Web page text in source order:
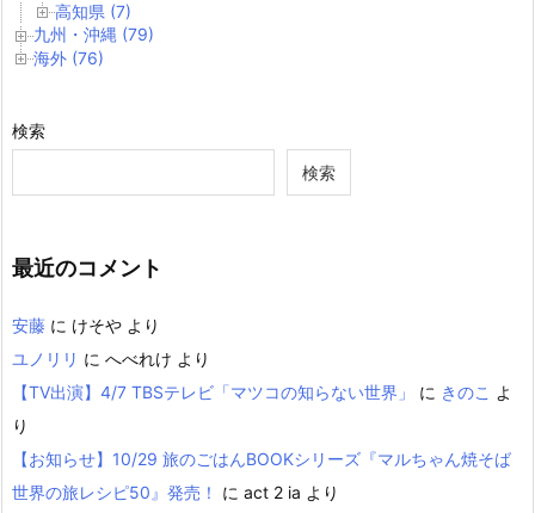
高知県 (7)
九州・沖縄 (79)
海外 (76)
検索
検索
最近のコメント
安藤 に けそや より
ユノリリ に へべれけ より
【TV出演】4/7 TBSテレビ「マツコの知らない世界」
に きのこ よ
り
【お知らせ】10/29 旅のごはんBOOKシリーズ『マルちゃん焼そば
世界の旅レシピ50』発売！
に act 2 ia より